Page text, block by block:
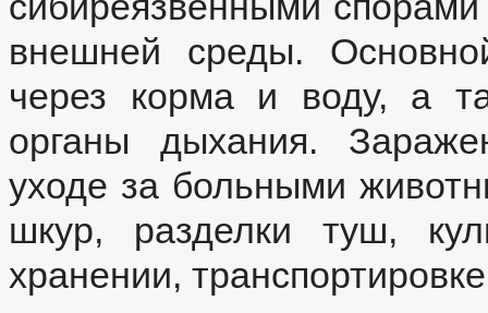
внешней среды.
через корма и воду, а
органы дыхания.
уходе за больными
шкур, разделки туш,
хранении,